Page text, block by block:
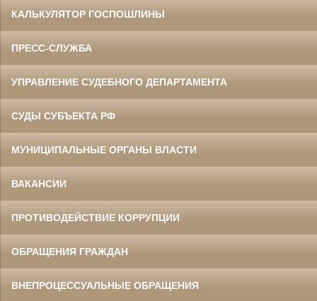
КАЛЬКУЛЯТОР ГОСПОШЛИНЫ
ПРЕСС-СЛУЖБА
УПРАВЛЕНИЕ СУДЕБНОГО ДЕПАРТАМЕНТА
СУДЫ СУБЪЕКТА РФ
МУНИЦИПАЛЬНЫЕ ОРГАНЫ ВЛАСТИ
ВАКАНСИИ
ПРОТИВОДЕЙСТВИЕ КОРРУПЦИИ
ОБРАЩЕНИЯ ГРАЖДАН
ВНЕПРОЦЕССУАЛЬНЫЕ ОБРАЩЕНИЯ